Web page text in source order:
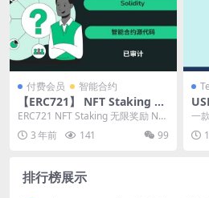
付费会员 智能合约
【ERC721】 NFT Staking 无
限奖励
ERC721 NFT Staking 无限奖励 NFT
质押合约，每天用确切数量...
3 年前 141 99
器
一
排行榜展示